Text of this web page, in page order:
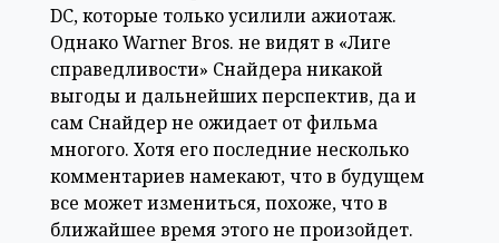
DC, которые только усилили ажиотаж.
Однако Warner Bros. не видят в «Лиге
справедливости» Снайдера никакой
выгоды и дальнейших перспектив, да и
сам Снайдер не ожидает от фильма
многого. Хотя его последние несколько
комментариев намекают, что в будущем
все может измениться, похоже, что в
ближайшее время этого не произойдет.